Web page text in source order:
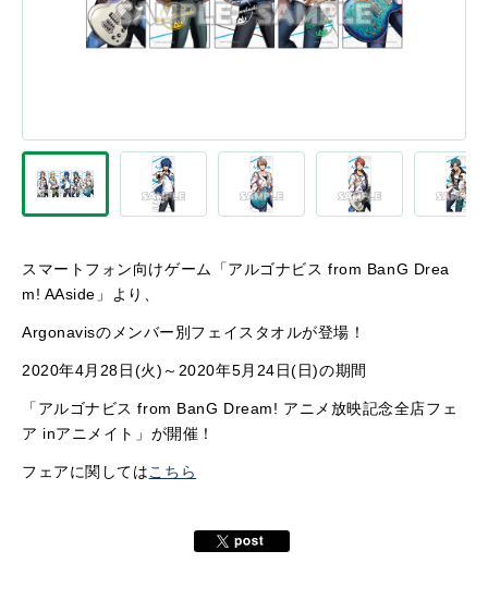
スマートフォン向けゲーム「アルゴナビス from BanG Drea
m! AAside」より、
Argonavisのメンバー別フェイスタオルが登場！
2020年4月28日(火)～2020年5月24日(日)の期間
「アルゴナビス from BanG Dream! アニメ放映記念全店フェ
ア inアニメイト」が開催！
フェアに関してはこちら